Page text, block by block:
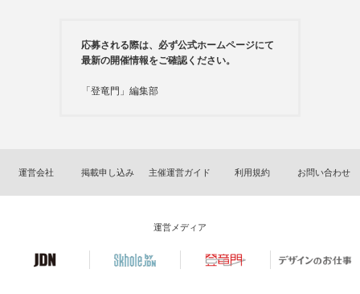
応募される際は、必ず公式ホームページにて
最新の開催情報をご確認ください。
「登竜門」編集部
運営会社 掲載申し込み 主催運営ガイド 利用規約 お問い合わせ
運営メディア